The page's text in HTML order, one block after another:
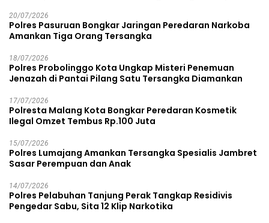
20/07/2026
Polres Pasuruan Bongkar Jaringan Peredaran Narkoba
Amankan Tiga Orang Tersangka
18/07/2026
Polres Probolinggo Kota Ungkap Misteri Penemuan
Jenazah di Pantai Pilang Satu Tersangka Diamankan
17/07/2026
Polresta Malang Kota Bongkar Peredaran Kosmetik
Ilegal Omzet Tembus Rp.100 Juta
15/07/2026
Polres Lumajang Amankan Tersangka Spesialis Jambret
Sasar Perempuan dan Anak
14/07/2026
Polres Pelabuhan Tanjung Perak Tangkap Residivis
Pengedar Sabu, Sita 12 Klip Narkotika